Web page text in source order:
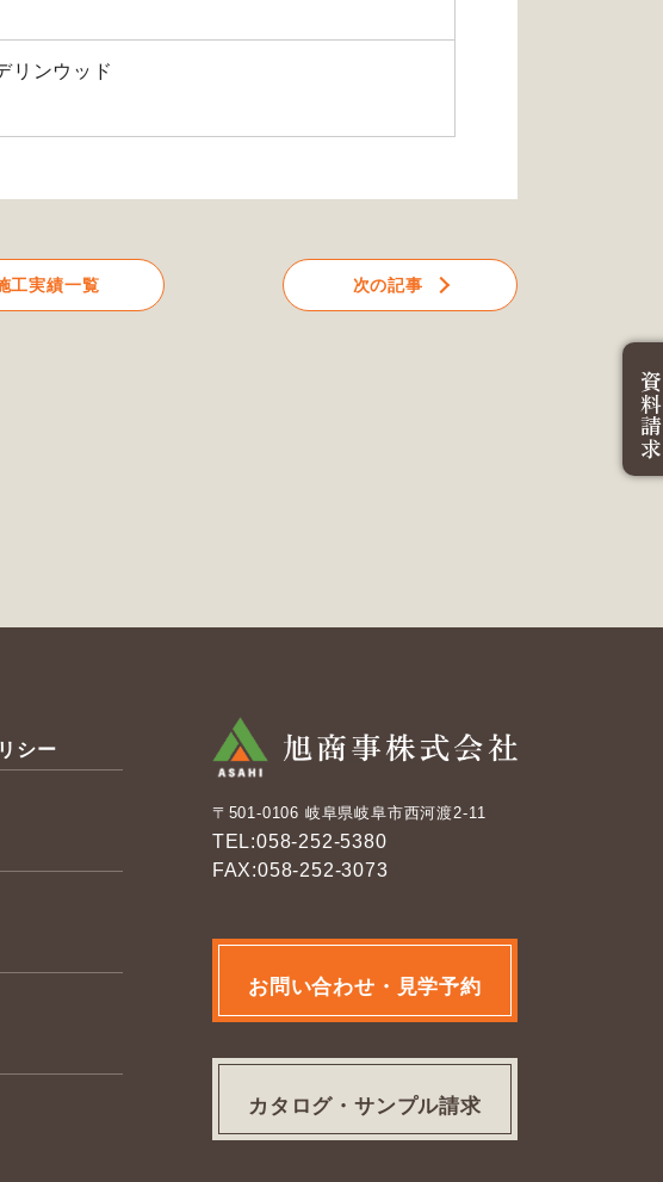
リンウッド
次の記事
工実績一覧
資
シー
〒501-0106 岐阜県岐阜市西河渡2-11
TEL:058-252-5380
FAX:058-252-3073
お問い合わせ・見学予約
カタログ・サンプル請求